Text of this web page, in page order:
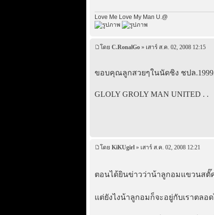
Love Me Love My Man U.@
โดย C.RonalGo» เสาร์ ส.ค. 02, 2008 12:15
ขอบคุณลูกสวยๆในนัดชิง ชปล
GLOLY GROLY MAN UNITED . .
โดย KiKUgirl» เสาร์ ส.ค. 02, 2008 12:21
ตอนได้ยินข่าวว่าน้าลูกอมแขวนสตั๊
แต่ยังไงน้าลูกอมก็จะอยู่กับเราตลอด